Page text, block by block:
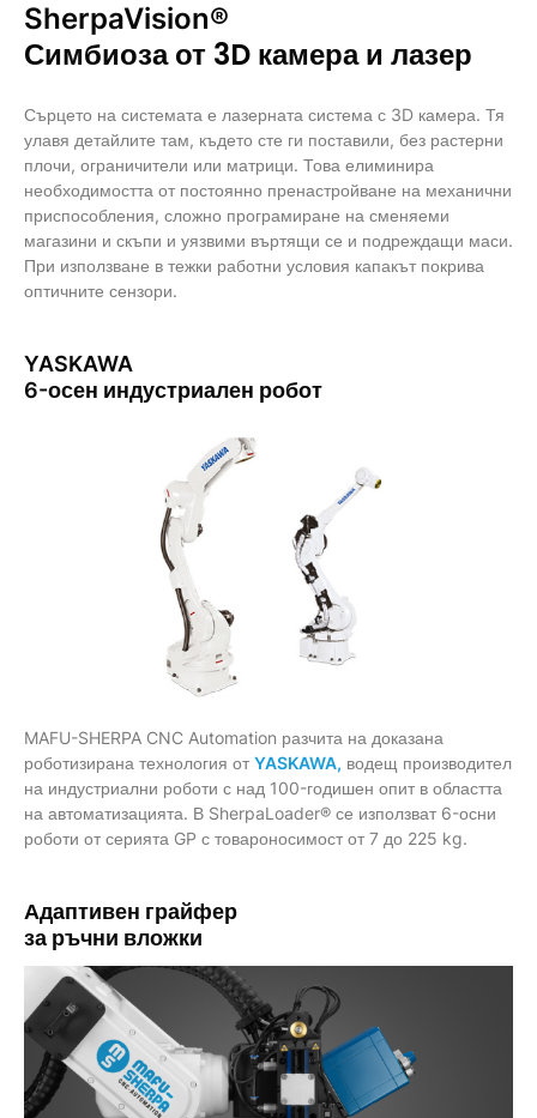
SherpaVision®
Симбиоза от 3D камера и лазер
Сърцето на системата е лазерната система с 3D камера. Тя
улавя детайлите там, където сте ги поставили, без растерни
плочи, ограничители или матрици. Това елиминира
необходимостта от постоянно пренастройване на механични
приспособления, сложно програмиране на сменяеми
магазини и скъпи и уязвими въртящи се и подреждащи маси.
При използване в тежки работни условия капакът покрива
оптичните сензори.
YASKAWA
6-осен индустриален робот
MAFU-SHERPA CNC Automation разчита на доказана
роботизирана технология от YASKAWA, водещ производител
на индустриални роботи с над 100-годишен опит в областта
на автоматизацията. В SherpaLoader® се използват 6-осни
роботи от серията GP с товароносимост от 7 до 225 kg.
Адаптивен грайфер
за ръчни вложки